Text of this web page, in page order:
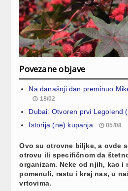
Povezane objave
Na današnji dan preminuo
18/02
Dubai: Otvoren prvi Legolend
Istorija (ne) kupanja 05/08
Ovo su otrovne biljke, a ovde
otrovu ili specifičnom da
organizam. Neke od njih, kao i
pomenuli, rastu i kraj nas, u
vrtovima.